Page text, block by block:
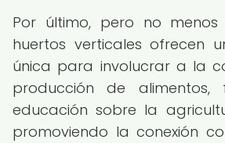
Por último, pero no menos
huertos verticales ofrecen
única para involucrar a la
producción de alimentos,
educación sobre la
promoviendo la conexión